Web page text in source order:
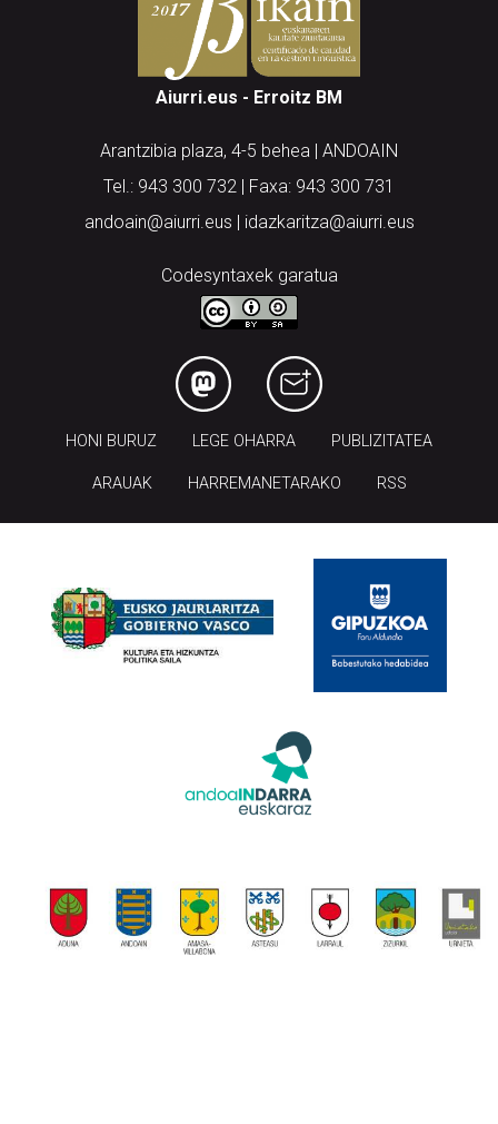
Aiurri.eus - Erroitz BM
Arantzibia plaza, 4-5 behea | ANDOAIN
Tel.: 943 300 732 | Faxa: 943 300 731
andoain@aiurri.eus | idazkaritza@aiurri.eus
Codesyntaxek garatua
HONI BURUZ LEGE OHARRA PUBLIZITATEA
ARAUAK HARREMANETARAKO RSS